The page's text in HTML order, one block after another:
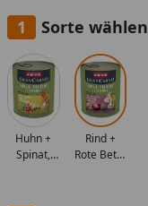
Sorte wählen
Alle anzeigen (2)
Huhn +
Spinat,
Rind +
Rote Bete,